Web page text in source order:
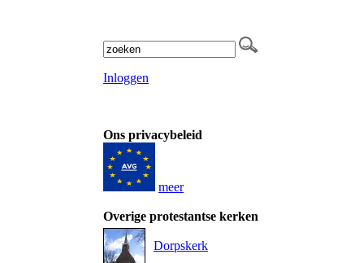
Inloggen
Ons privacybeleid
meer
Overige protestantse kerken
Dorpskerk